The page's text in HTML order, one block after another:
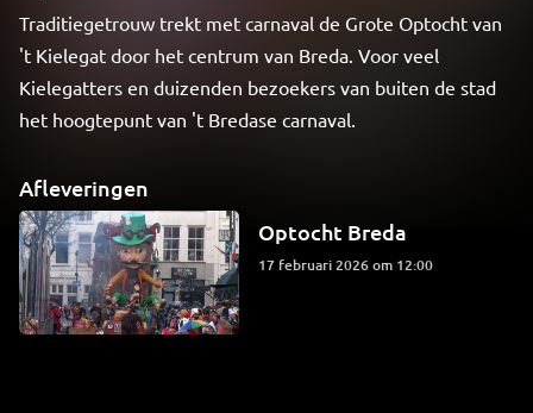
Traditiegetrouw trekt met carnaval de Grote Optocht van
't Kielegat door het centrum van Breda. Voor veel
Kielegatters en duizenden bezoekers van buiten de stad
het hoogtepunt van 't Bredase carnaval.
Afleveringen
Optocht Breda
17 februari 2026 om 12:00